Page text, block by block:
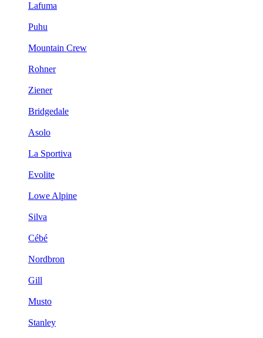
Lafuma
Puhu
Mountain Crew
Rohner
Ziener
Bridgedale
Asolo
La Sportiva
Evolite
Lowe Alpine
Silva
Cébé
Nordbron
Gill
Musto
Stanley